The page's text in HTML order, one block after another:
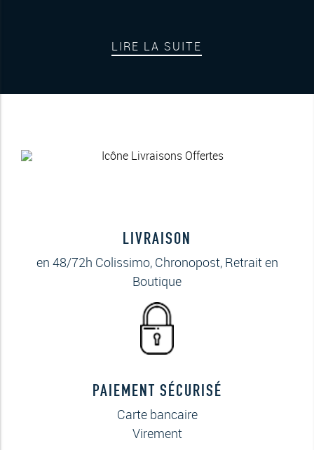
LIRE LA SUITE
LIVRAISON
en 48/72h Colissimo, Chronopost, Retrait en
Boutique
PAIEMENT SÉCURISÉ
Carte bancaire
Virement